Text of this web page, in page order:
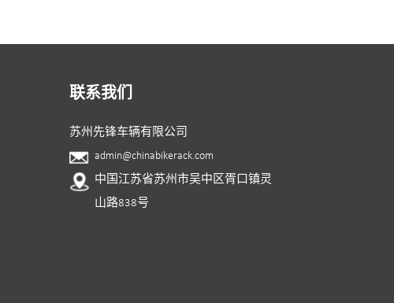
联系我们
苏州先锋车辆有限公司
admin@chinabikerack.com
中国江苏省苏州市吴中区胥口镇灵
山路838号